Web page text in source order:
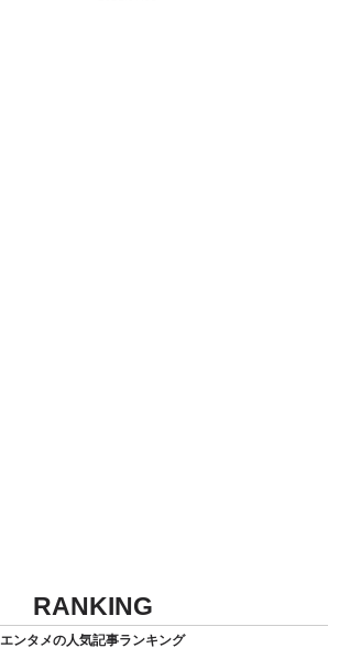
RANKING
エンタメの人気記事ランキング